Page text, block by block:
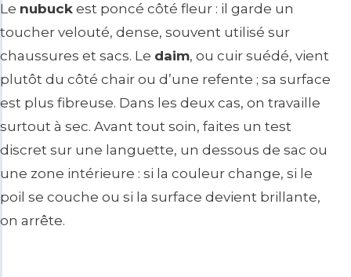
Le nubuck est poncé côté fleur : il garde un
toucher velouté, dense, souvent utilisé sur
chaussures et sacs. Le daim, ou cuir suédé, vient
plutôt du côté chair ou d’une refente ; sa surface
est plus fibreuse. Dans les deux cas, on travaille
surtout à sec. Avant tout soin, faites un test
discret sur une languette, un dessous de sac ou
une zone intérieure : si la couleur change, si le
poil se couche ou si la surface devient brillante,
on arrête.